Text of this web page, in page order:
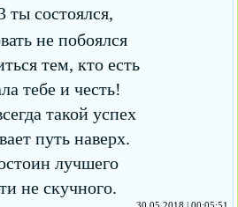
ты состоялся,
не побоялся
тем, кто есть
тебе и честь!
такой успех
путь наверх.
лучшего
не скучного.